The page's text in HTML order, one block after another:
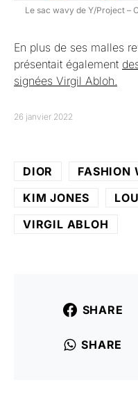
Le sac wavy de Y/Project –
En plus de ses malles
présentait également
signées Virgil Abloh.
26 janvier 2022
DIOR FASHION
KIM JONES
VIRGIL ABLOH
SHARE
SHARE